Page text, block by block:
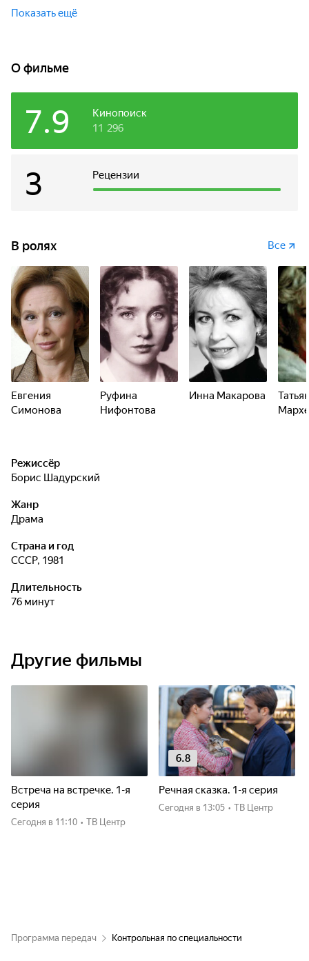
Показать ещё
О фильме
Кинопоиск
7.9 11 296
Рецензии
3
В ролях Все
Евгения
Симонова
Руфина
Нифонтова
Инна Макарова
Режиссёр
Борис Шадурский
Жанр
драма
Страна и год
СССР, 1981
Длительность
76 минут
Другие фильмы
Встреча на встречке. 1-я
серия
Сегодня в 11:10 • ТВ Центр
6.8
Речная сказка. 1-я серия
Сегодня в 13:05 • ТВ Центр
Программа передач Контрольная по специальности